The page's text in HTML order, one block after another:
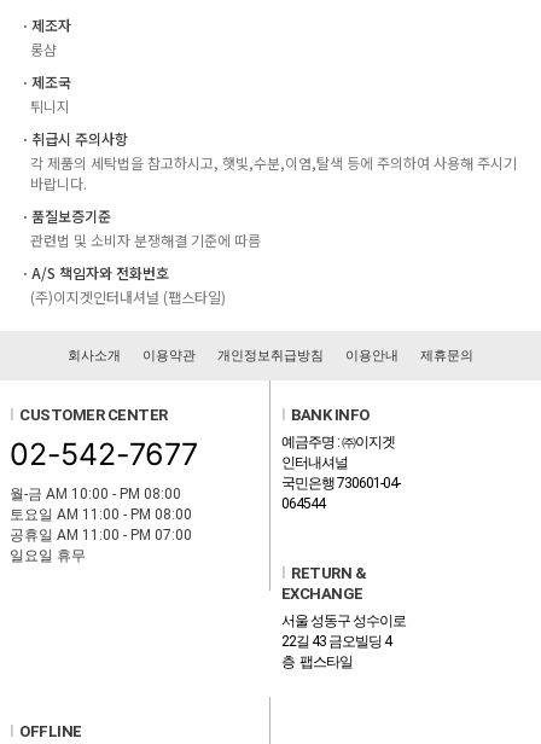
ㆍ제조자
롱샴
ㆍ제조국
튀니지
ㆍ취급시 주의사항
각 제품의 세탁법을 참고하시고, 햇빛,수분,이염,탈색 등에 주의하여 사용해 주시기
바랍니다.
ㆍ품질보증기준
관련법 및 소비자 분쟁해결 기준에 따름
ㆍA/S 책임자와 전화번호
(주)이지겟인터내셔널 (팹스타일)
회사소개 이용약관 개인정보취급방침 이용안내 제휴문의
CUSTOMER CENTER
02-542-7677
월-금 AM 10:00 - PM 08:00
토요일 AM 11:00 - PM 08:00
공휴일 AM 11:00 - PM 07:00
일요일 휴무
BANK INFO
예금주명 : ㈜이지겟
인터내셔널
국민은행 730601-04-
064544
RETURN &
EXCHANGE
서울 성동구 성수이로
22길 43 금오빌딩 4
층 팹스타일
OFFLINE